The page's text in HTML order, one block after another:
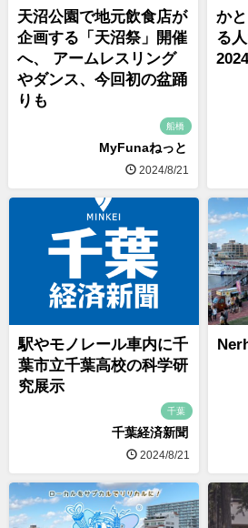
天沼公園で地元飲食店が
企画する「天沼祭」開催
へ、 アームレスリング
やダンス、今回初の盆踊
りも
船橋
MyFunaねっと
2024/8/21
か
る
駅やモノレール車内に千
葉市立千葉高校の科学研
究展示
千葉
千葉経済新聞
2024/8/21